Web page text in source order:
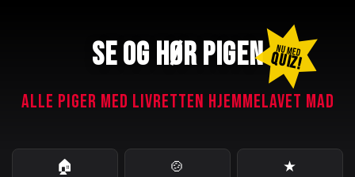
SE OG HØR PIGEN NU MED
QUIZ!
ALLE PIGER MED LIVRETTEN HJEMMELAVET MAD
🏠
🍲
★